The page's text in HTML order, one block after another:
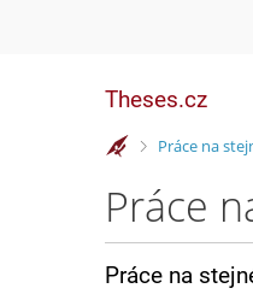
Theses.cz
>Práce na
Práce
Práce na